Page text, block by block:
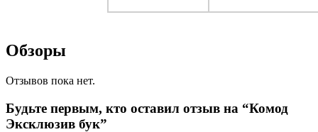
Обзоры
Отзывов пока нет.
Будьте первым, кто оставил отзыв на “Комод
Эксклюзив бук”